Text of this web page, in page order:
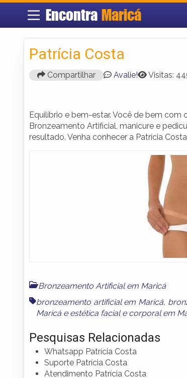
Encontra Maricá
Patrícia Costa
Compartilhar Avalie! Visitas:
Equilíbrio e bem-estar. Você de bem
Bronzeamento Artificial, manicure e
resultado. Venha conhecer a Patrícia
Bronzeamento Artificial em Maricá
bronzeamento artificial em Maricá,
Maricá e estética facial e corporal em
Pesquisas Relacionadas
Whatsapp Patrícia Costa
Suporte Patrícia Costa
Atendimento Patrícia Costa